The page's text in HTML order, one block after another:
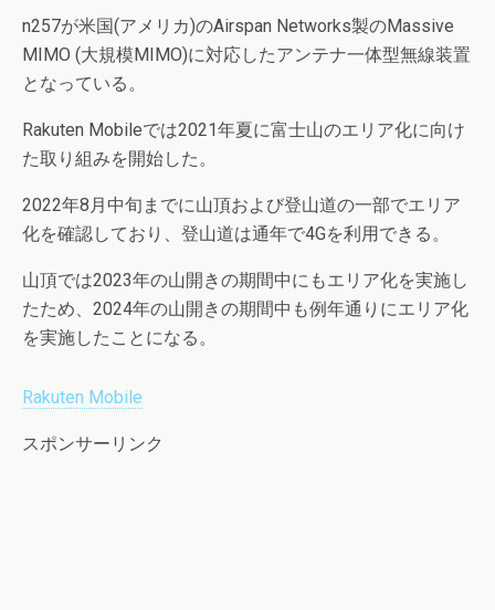
n257が米国(アメリカ)のAirspan Networks製のMassive
MIMO (大規模MIMO)に対応したアンテナ一体型無線装置
となっている。
Rakuten Mobileでは2021年夏に富士山のエリア化に向け
た取り組みを開始した。
2022年8月中旬までに山頂および登山道の一部でエリア
化を確認しており、登山道は通年で4Gを利用できる。
山頂では2023年の山開きの期間中にもエリア化を実施し
たため、2024年の山開きの期間中も例年通りにエリア化
を実施したことになる。
Rakuten Mobile
スポンサーリンク